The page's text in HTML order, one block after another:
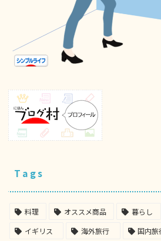
Tags
料理 オススメ商品 暮らし
イギリス
海外旅行 国内旅